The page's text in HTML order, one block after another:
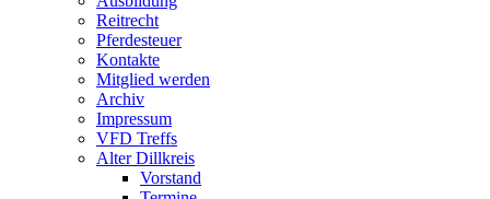
Reitrecht
Pferdesteuer
Kontakte
Mitglied werden
Archiv
Impressum
VFD Treffs
Alter Dillkreis
Vorstand